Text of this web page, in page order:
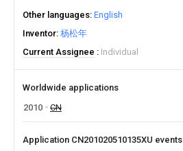
Other languages English
Inventor 杨松年
Current Assignee
Individual
Worldwide applications
2010
CN
Application CN201020510135XU events